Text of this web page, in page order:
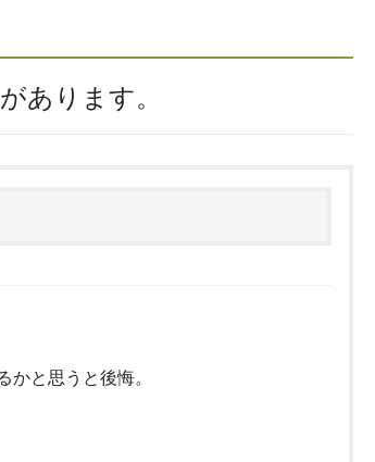
あります。
かと思うと後悔。